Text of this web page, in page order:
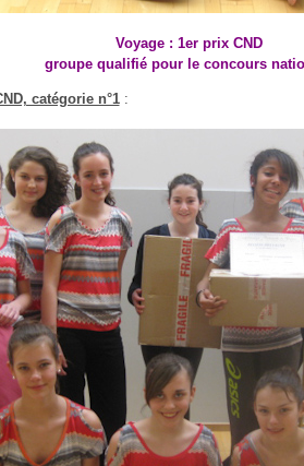
Voyage : 1er prix CND
groupe qualifié pour le concours
catégorie n°1: